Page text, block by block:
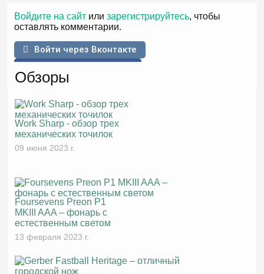
Войдите на сайт или зарегистрируйтесь, чтобы
оставлять комментарии.
Войти через Вконтакте
Обзоры
Work Sharp - обзор трех
механических точилок
09 июня 2023 г.
Foursevens Preon P1
MKIII AAA – фонарь с
естественным светом
13 февраля 2023 г.